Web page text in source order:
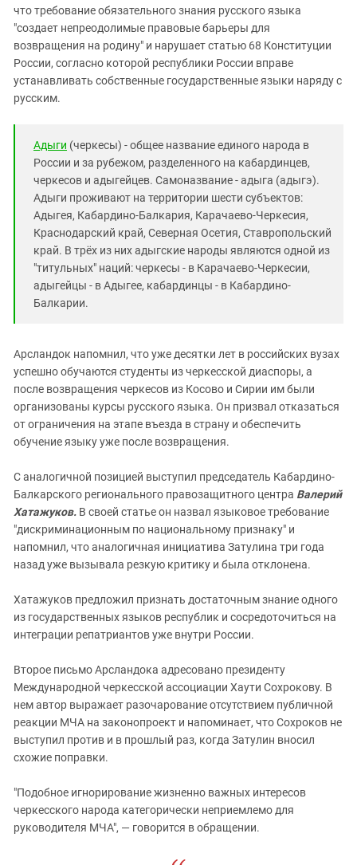
что требование обязательного знания русского языка
"создает непреодолимые правовые барьеры для
возвращения на родину" и нарушает статью 68 Конституции
России, согласно которой республики России вправе
устанавливать собственные государственные языки наряду с
русским.
Адыги (черкесы) - общее название единого народа в
России и за рубежом, разделенного на кабардинцев,
черкесов и адыгейцев. Самоназвание - адыга (адыгэ).
Адыги проживают на территории шести субъектов:
Адыгея, Кабардино-Балкария, Карачаево-Черкесия,
Краснодарский край, Северная Осетия, Ставропольский
край. В трёх из них адыгские народы являются одной из
"титульных" наций: черкесы - в Карачаево-Черкесии,
адыгейцы - в Адыгее, кабардинцы - в Кабардино-
Балкарии.
Арсландок напомнил, что уже десятки лет в российских вузах
успешно обучаются студенты из черкесской диаспоры, а
после возвращения черкесов из Косово и Сирии им были
организованы курсы русского языка. Он призвал отказаться
от ограничения на этапе въезда в страну и обеспечить
обучение языку уже после возвращения.
С аналогичной позицией выступил председатель Кабардино-
Балкарского регионального правозащитного центра Валерий
Хатажуков. В своей статье он назвал языковое требование
"дискриминационным по национальному признаку" и
напомнил, что аналогичная инициатива Затулина три года
назад уже вызывала резкую критику и была отклонена.
Хатажуков предложил признать достаточным знание одного
из государственных языков республик и сосредоточиться на
интеграции репатриантов уже внутри России.
Второе письмо Арсландока адресовано президенту
Международной черкесской ассоциации Хаути Сохрокову. В
нем автор выражает разочарование отсутствием публичной
реакции МЧА на законопроект и напоминает, что Сохроков не
выступил против и в прошлый раз, когда Затулин вносил
схожие поправки.
"Подобное игнорирование жизненно важных интересов
черкесского народа категорически неприемлемо для
руководителя МЧА", — говорится в обращении.